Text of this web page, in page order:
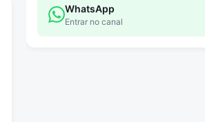
WhatsApp
Entrar no canal